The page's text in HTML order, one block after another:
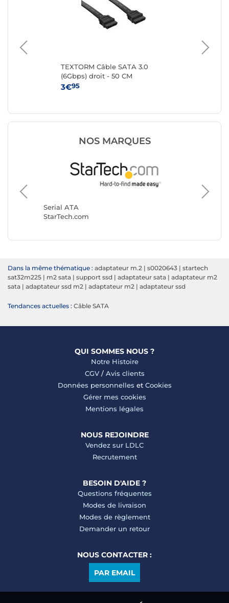
TEXTORM Câble SATA 3.0
(6Gbps) droit - 50 CM
3€95
NOS MARQUES
Serial ATA
StarTech.com
Serial
Dans la même thématique : adaptateur m.2 | s0020643 | startech
sat32m225 | m2 sata | support ssd | adaptateur sata | adaptateur m2
sata | adaptateur ssd m2 | adaptateur m2 | adaptateur ssd
Tendances actuelles : Câble SATA
QUI SOMMES NOUS ?
Notre Histoire
CGV/ Avis clients
Données personnelles et Cookies
Gérer mes cookies
Mentions légales
NOUS REJOINDRE
Vendez sur LDLC
Recrutement
BESOIN D'AIDE ?
Questions fréquentes
Modes de livraison
Modes de règlement
Demander un retour
NOUS CONTACTER :
PAR EMAIL